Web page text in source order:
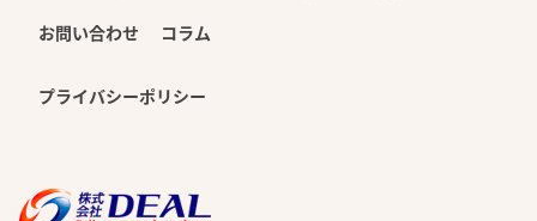
お問い合わせ
コラム
プライバシーポリシー